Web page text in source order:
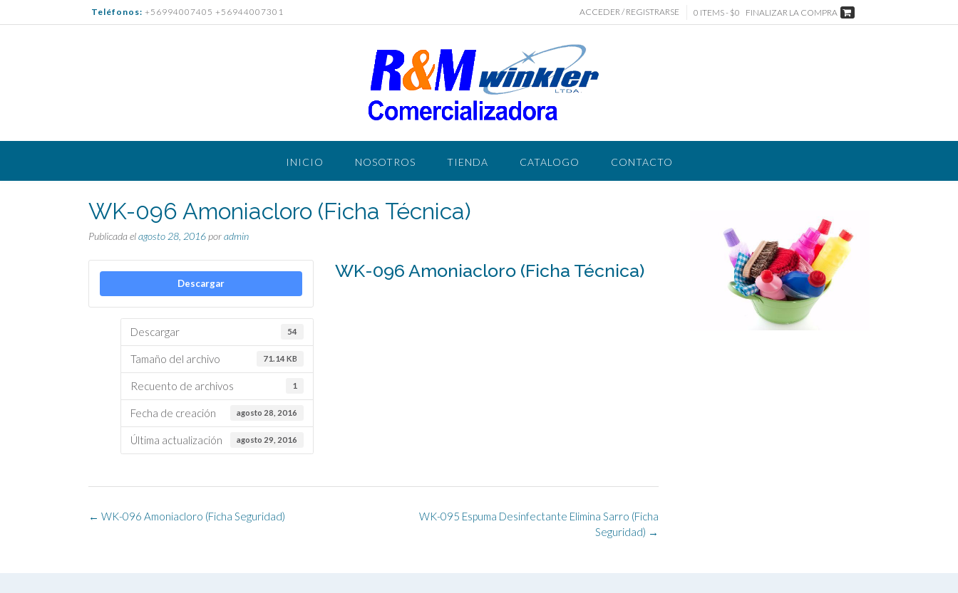
al
Teléfonos: +56994007405 +56944007301 ACCEDER / REGISTRARSE 0 ITEMS - $0 FINALIZAR LA COMPRA
INICIO NOSOTROS TIENDA CATALOGO CONTACTO
WK-096 Amoniacloro (Ficha Técnica)
Publicada elagosto 28, 2016poradmin
Descargar
Descargar 54
Tamaño del archivo 71.14 KB
Recuento de archivos 1
Fecha de creación agosto 28, 2016
Última actualización agosto 29, 2016
WK-096 Amoniacloro (Ficha Técnica)
Navegación
WK-095 Espuma Desinfectante Elimina Sarro (Ficha
Seguridad) →
← WK-096 Amoniacloro (Ficha Seguridad)